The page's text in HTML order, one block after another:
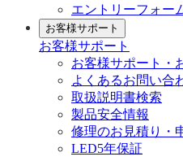
エントリーフォー
お客様サポート
お客様サポート
お客様サポート・
よくあるお問い合
取扱説明書検索
製品安全情報
修理のお見積り・
LED5年保証